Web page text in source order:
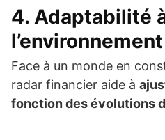
4. Adaptabilité
Face à un monde en
radar financier aide à
fonction des évolutions